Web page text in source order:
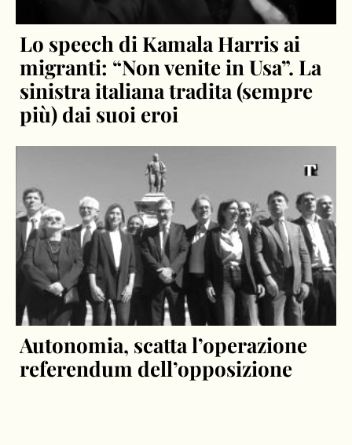
Lo speech di Kamala Harris ai
migranti: “Non venite in Usa”. La
sinistra italiana tradita (sempre
più) dai suoi eroi
Autonomia, scatta l’operazione
referendum dell’opposizione